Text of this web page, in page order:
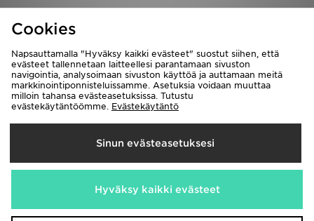
Löydä myymälä
Kumppanuusohjelma
JD Blog
Toimitetaan
Suomi
Me hyväksymme seuraavat maksutavat
Cookies
Napsauttamalla "Hyväksy kaikki evästeet" suostut siihen, että
evästeet tallennetaan laitteellesi parantamaan sivuston
navigointia, analysoimaan sivuston käyttöä ja auttamaan meitä
markkinointiponnisteluissamme. Asetuksia voidaan muuttaa
milloin tahansa evästeasetuksissa. Tutustu
evästekäytäntöömme. Evästekäytäntö
Sinun evästeasetuksesi
Hyväksy kaikki evästeet